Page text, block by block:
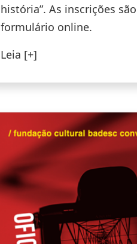
história”. As inscrições
formulário online.
Leia [+]